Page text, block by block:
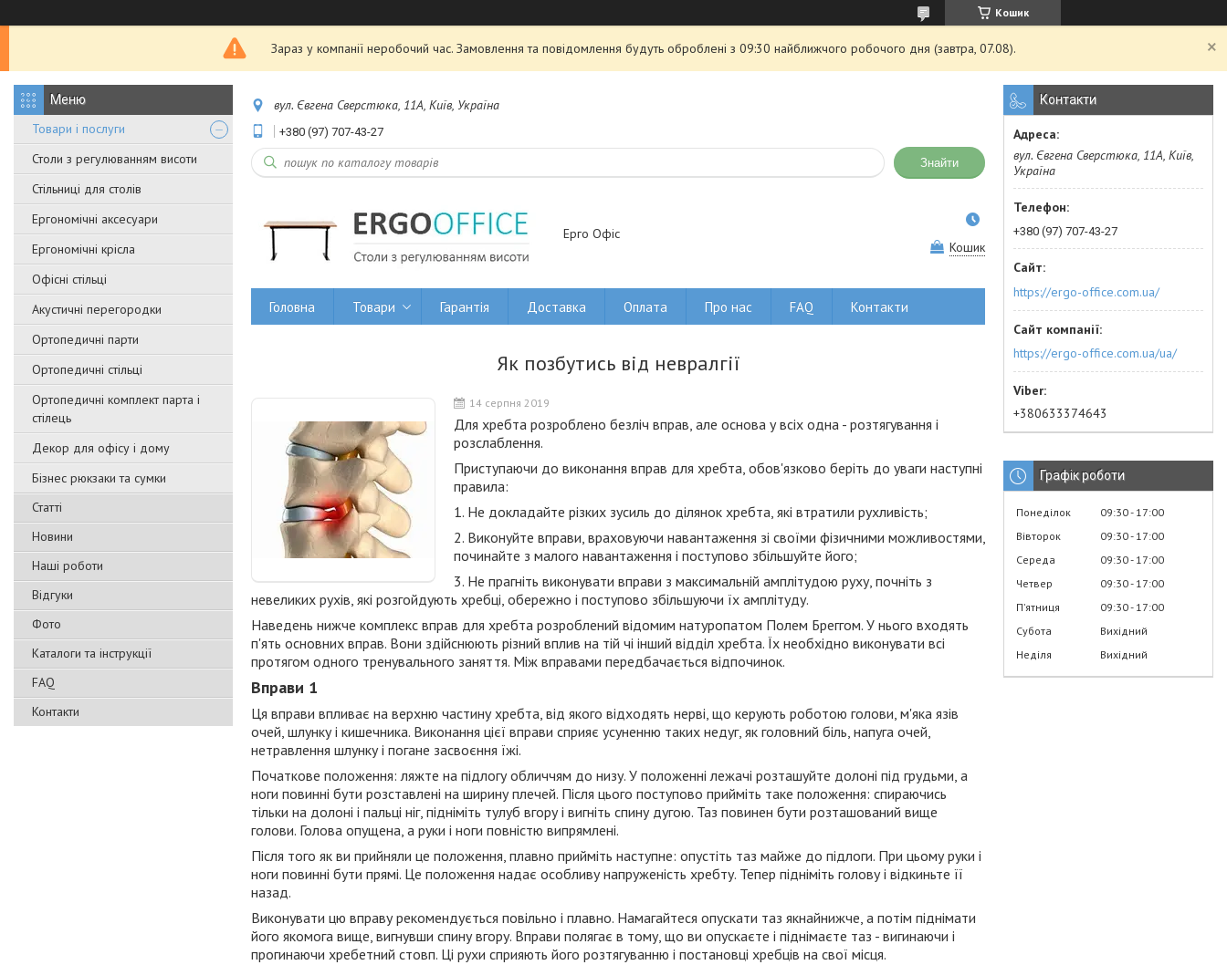
Кошик
Зараз у компанії неробочий час. Замовлення та повідомлення будуть оброблені з 09:30 найближчого робочого дня (завтра, 07.08).
Товари і послуги
Столи з регулюванням висоти
Стільниці для столів
Ергономічні аксесуари
Ергономічні крісла
Офісні стільці
Акустичні перегородки
Ортопедичні парти
Ортопедичні стільці
Ортопедичні комплект парта і
стілець
Декор для офісу і дому
Бізнес рюкзаки та сумки
Статті
Новини
Наші роботи
Відгуки
Фото
Каталоги та інструкції
FAQ
Контакти
вул. Євгена Сверстюка, 11А, Київ, Україна
+380 (97) 707-43-27
Знайти
Ерго Офіс
Кошик
Головна Товари Гарантія Доставка Оплата Про нас FAQ Контакти
Як позбутись від невралгії
14 серпня 2019
Для хребта розроблено безліч вправ, але основа у всіх одна - розтягування і
розслаблення.
Приступаючи до виконання вправ для хребта, обов'язково беріть до уваги наступні
правила:
1. Не докладайте різких зусиль до ділянок хребта, які втратили рухливість;
2. Виконуйте вправи, враховуючи навантаження зі своїми фізичними можливостями,
починайте з малого навантаження і поступово збільшуйте його;
3. Не прагніть виконувати вправи з максимальній амплітудою руху, почніть з
невеликих рухів, які розгойдують хребці, обережно і поступово збільшуючи їх амплітуду.
Наведень нижче комплекс вправ для хребта розроблений відомим натуропатом Полем Бреггом. У нього входять
п'ять основних вправ. Вони здійснюють різний вплив на тій чі інший відділ хребта. Їх необхідно виконувати всі
протягом одного тренувального заняття. Між вправами передбачається відпочинок.
Вправи 1
Ця вправи впливає на верхню частину хребта, від якого відходять нерві, що керують роботою голови, м'яка язів
очей, шлунку і кишечника. Виконання цієї вправи сприяє усуненню таких недуг, як головний біль, напуга очей,
нетравлення шлунку і погане засвоєння їжі.
Початкове положення: ляжте на підлогу обличчям до низу. У положенні лежачі розташуйте долоні під грудьми, а
ноги повинні бути розставлені на ширину плечей. Після цього поступово прийміть таке положення: спираючись
тільки на долоні і пальці ніг, підніміть тулуб вгору і вигніть спину дугою. Таз повинен бути розташований вище
голови. Голова опущена, а руки і ноги повністю випрямлені.
Після того як ви прийняли це положення, плавно прийміть наступне: опустіть таз майже до підлоги. При цьому руки і
ноги повинні бути прямі. Це положення надає особливу напруженість хребту. Тепер підніміть голову і відкиньте її
назад.
Виконувати цю вправу рекомендується повільно і плавно. Намагайтеся опускати таз якнайнижче, а потім піднімати
його якомога вище, вигнувши спину вгору. Вправи полягає в тому, що ви опускаєте і піднімаєте таз - вигинаючи і
прогинаючи хребетний стовп. Ці рухи сприяють його розтягуванню і постановці хребців на свої місця.
Контакти
вул. Євгена Сверстюка, 11А, Київ,
Україна
+380 (97) 707-43-27
https://ergo-office.com.ua/
https://ergo-office.com.ua/ua/
+380633374643
Графік роботи
Понеділок 09:30 17:00
Вівторок
09:30 17:00
Середа
09:30 17:00
Четвер
09:30 17:00
Пʼятниця
09:30 17:00
Субота
Вихідний
Неділя
Вихідний